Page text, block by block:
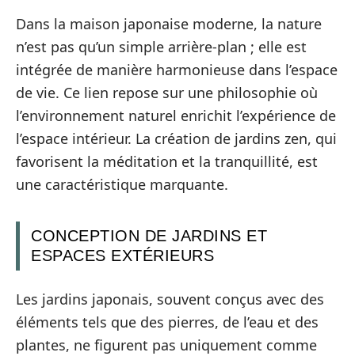
Dans la maison japonaise moderne, la nature
n’est pas qu’un simple arrière-plan ; elle est
intégrée de manière harmonieuse dans l’espace
de vie. Ce lien repose sur une philosophie où
l’environnement naturel enrichit l’expérience de
l’espace intérieur. La création de jardins zen, qui
favorisent la méditation et la tranquillité, est
une caractéristique marquante.
CONCEPTION DE JARDINS ET
ESPACES EXTÉRIEURS
Les jardins japonais, souvent conçus avec des
éléments tels que des pierres, de l’eau et des
plantes, ne figurent pas uniquement comme